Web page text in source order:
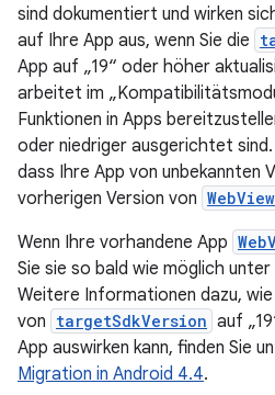
sind dokumentiert und wirken
auf Ihre App aus, wenn Sie die
App auf „19“ oder höher
arbeitet im
Funktionen in Apps
oder niedriger ausgerichtet
dass Ihre App von unbekannten
vorherigen Version von WebView
Wenn Ihre vorhandene App
Sie sie so bald wie möglich
Weitere Informationen dazu,
von targetSdkVersion auf
App auswirken kann, finden Sie
Migration in Android 4.4.